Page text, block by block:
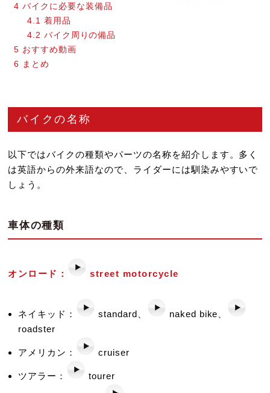
4 バイクに必要な装備品
4.1 着用品
4.2 バイク周りの備品
5 おすすめ動画
6 まとめ
バイクの名称
以下ではバイクの種類やパーツの名称を紹介します。多く
は英語からの外来語なので、ライダーには馴染みやすいで
しょう。
車体の種類
オンロード： street motorcycle
ネイキッド： standard、
naked bike、
roadster
アメリカン： cruiser
ツアラー： tourer